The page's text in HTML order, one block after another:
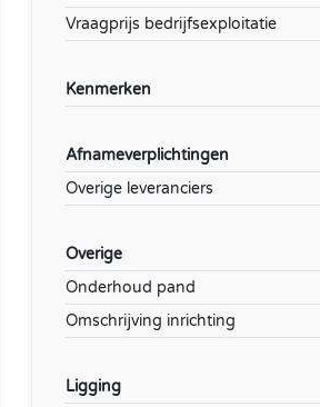
Vraagprijs bedrijfsexploitatie
Kenmerken
Afnameverplichtingen
Overige leveranciers
Overige
Onderhoud pand
Omschrijving inrichting
Ligging